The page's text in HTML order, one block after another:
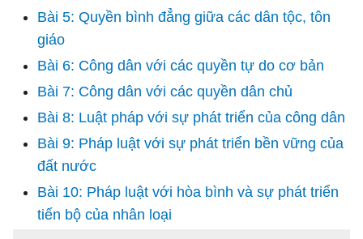
Bài 5: Quyền bình đẳng giữa các dân tộc, tôn
giáo
Bài 6: Công dân với các quyền tự do cơ bản
Bài 7: Công dân với các quyền dân chủ
Bài 8: Luật pháp với sự phát triển của công dân
Bài 9: Pháp luật với sự phát triển bền vững của
đất nước
Bài 10: Pháp luật với hòa bình và sự phát triển
tiến bộ của nhân loại